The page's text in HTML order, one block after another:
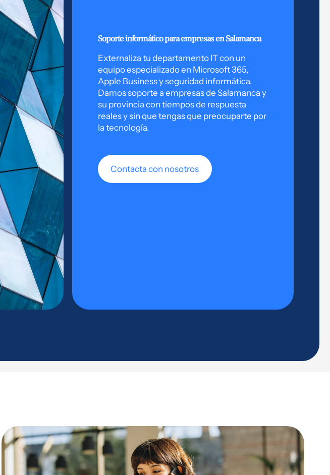
Soporte informático para empresas en Salamanca
Externaliza tu departamento IT con un
equipo especializado en Microsoft 365,
Apple Business y seguridad informática.
Damos soporte a empresas de Salamanca y
su provincia con tiempos de respuesta
reales y sin que tengas que preocuparte por
la tecnología.
Contacta con nosotros